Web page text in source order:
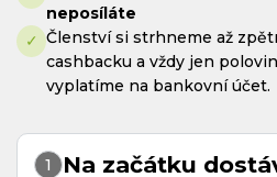
neposíláte
Členství si strhneme až
cashbacku a vždy jen
vyplatíme na bankovní účet.
1 Na začátku